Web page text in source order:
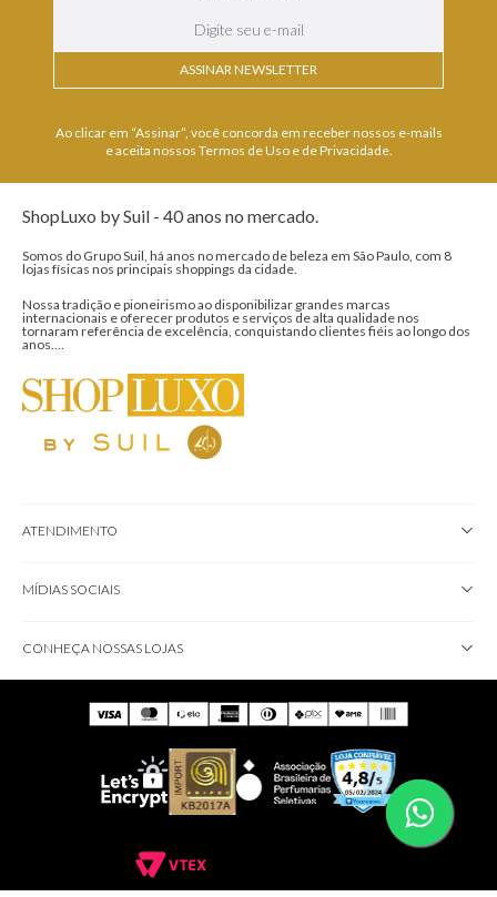
ASSINAR NEWSLETTER
Ao clicar em “Assinar”, você concorda em receber nossos e-mails
e aceita nossos Termos de Uso e de Privacidade.
ShopLuxo by Suil - 40 anos no mercado.
Somos do Grupo Suil, há anos no mercado de beleza em São Paulo, com 8
lojas físicas nos principais shoppings da cidade.
Nossa tradição e pioneirismo ao disponibilizar grandes marcas
internacionais e oferecer produtos e serviços de alta qualidade nos
tornaram referência de excelência, conquistando clientes fiéis ao longo dos
anos....
ATENDIMENTO
MÍDIAS SOCIAIS
CONHEÇA NOSSAS LOJAS